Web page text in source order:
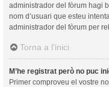
administrador del fòrum hagi
nom d’usuari que esteu
administrador del fòrum per
Torna a l’inici
M’he registrat però no puc
Primer comproveu el vostre